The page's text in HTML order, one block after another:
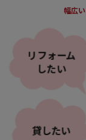
幅広
貸したい
リフォーム
したい